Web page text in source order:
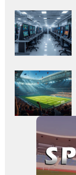
Adaugă
aici textul
pentru
subtitlu
Adaugă
aici textul
pentru
subtitlu